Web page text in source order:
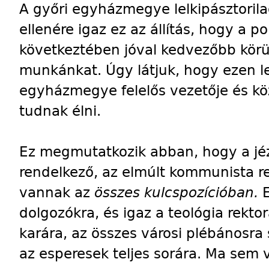
A győri egyházmegye
ellenére igaz ez az állítás, hogy a
következtében jóval kedvezőbb
munkánkat. Úgy látjuk, hogy ezen
egyházmegye felelős vezetője és
tudnak élni.
Ez megmutatkozik abban, hogy a
rendelkező, az elmúlt kommunista
vannak az összes kulcspozícióban.
dolgozókra, és igaz a teológia
karára, az összes városi
az esperesek teljes sorára. Ma